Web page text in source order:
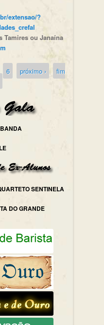
extensao/?
Tamires ou Janaína
6 próximo ›
fim
SENTINELA
DO GRANDE